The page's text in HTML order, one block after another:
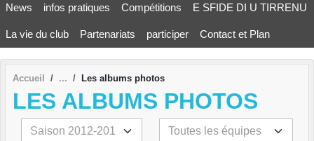
News infos pratiques Compétitions E SFIDE DI U TIRRENU
La vie du club Partenariats participer Contact et Plan
Accueil Les albums photos
LES ALBUMS PHOTOS